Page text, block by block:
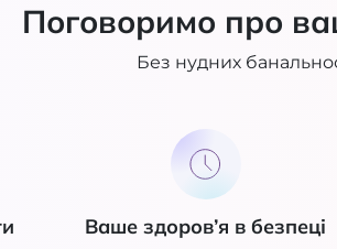
Поговоримо про
Без нудних
Ваше здоров’я в безпеці